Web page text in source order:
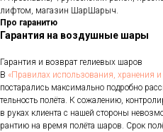
лифтом, магазин ШарШарыч.
Про гаранитю
Гарантия на воздушные шары
Га­ран­тия и воз­врат ге­ли­евых ша­ров
В «Пра­ви­лах ис­поль­зо­ва­ния, хра­не­ния
пос­та­рались мак­си­маль­но под­робно
тель­ность по­лёта. К со­жале­нию,
в ру­ках кли­ен­та с на­шей сто­роны
ран­тию на вре­мя по­лёта ша­ров. Срок